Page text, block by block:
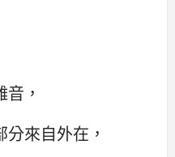
，
來自外在，